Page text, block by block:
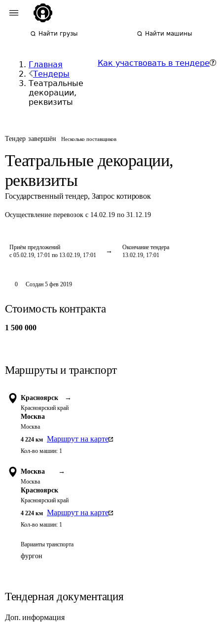
Найти грузы Найти машины
Главная
Тендеры
Театральные
декорации,
реквизиты
Как участвовать в тендере
Тендер завершён Несколько поставщиков
Театральные декорации,
реквизиты
Государственный тендер, Запрос котировок
Осуществление перевозок с 14.02.19 по 31.12.19
Приём предложений
с 05.02.19, 17:01 по 13.02.19, 17:01
Окончание тендера
13.02.19, 17:01
0 Создан 5 фев 2019
Стоимость контракта
1 500 000
Маршруты и транспорт
Красноярск →
Красноярский край
Москва
Москва
4 224 км Маршрут на карте
Кол-во машин: 1
Москва →
Москва
Красноярск
Красноярский край
4 224 км Маршрут на карте
Кол-во машин: 1
Варианты транспорта
фургон
Тендерная документация
Доп. информация